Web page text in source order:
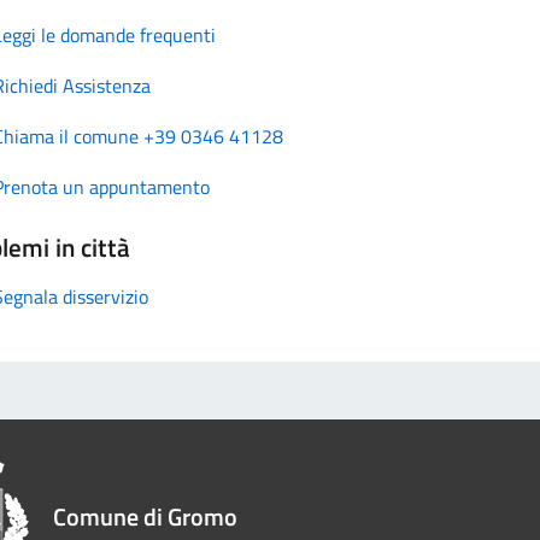
le domande frequenti
Assistenza
il comune +39 0346 41128
un appuntamento
in città
disservizio
Comune di Gromo